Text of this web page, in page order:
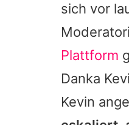
sich vor
Plattform
Danka
Kevin